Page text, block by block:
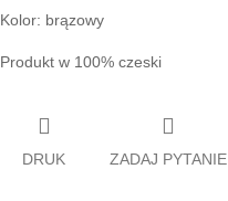
Kolor: brązowy
Produkt w 100% czeski
DRUK ZADAJ PYTANIE